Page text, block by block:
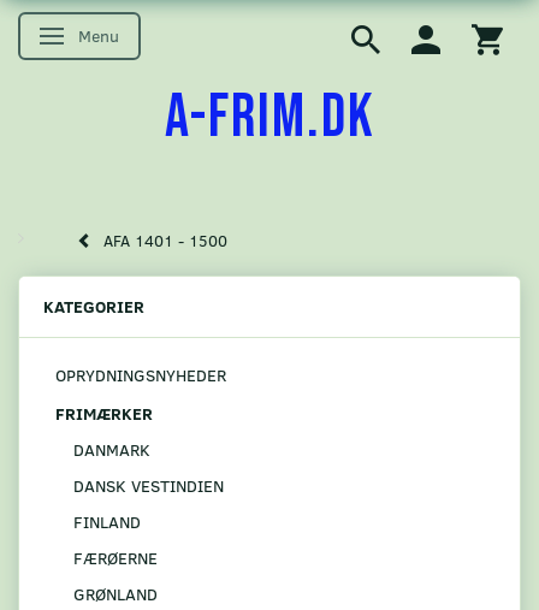
Skifte navigation
Menu
A-FRIM.DK
AFA 1401 - 1500
KATEGORIER
OPRYDNINGSNYHEDER
FRIMÆRKER
DANMARK
DANSK VESTINDIEN
FINLAND
FÆRØERNE
GRØNLAND